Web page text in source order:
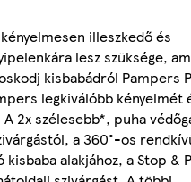
illeszkedő és
lesz szüksége,
kisbabádról Pampers
legkiválóbb kényelmét
2x szélesebb*, puha
a 360°-os
alakjához, a Stop &